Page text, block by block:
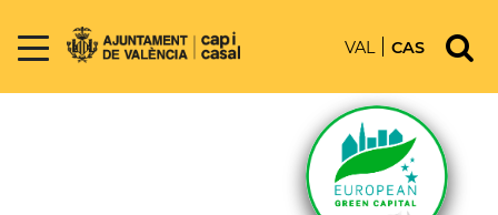
VAL CAS